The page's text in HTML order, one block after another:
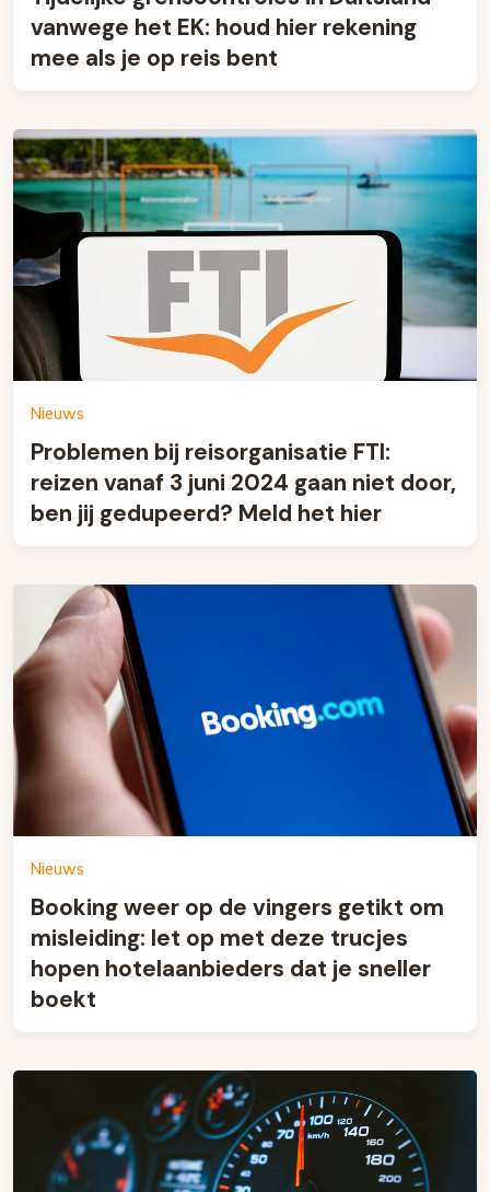
vanwege het EK: houd hier rekening
mee als je op reis bent
Nieuws
Problemen bij reisorganisatie FTI:
reizen vanaf 3 juni 2024 gaan niet door,
ben jij gedupeerd? Meld het hier
Nieuws
Booking weer op de vingers getikt om
misleiding: let op met deze trucjes
hopen hotelaanbieders dat je sneller
boekt